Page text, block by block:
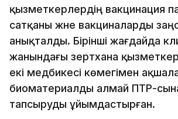
қызметкерлердің вакцинация
сатқаны және вакциналарды
анықталды. Бірінші жағдайда
жанындағы зертхана
екі медбикесі көмегімен
биоматериалды алмай ПТР-
тапсыруды ұйымдастырған.